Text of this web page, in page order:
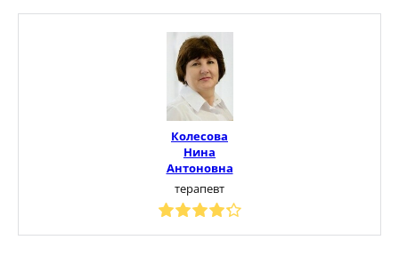
Колесова
Нина
Антоновна
терапевт